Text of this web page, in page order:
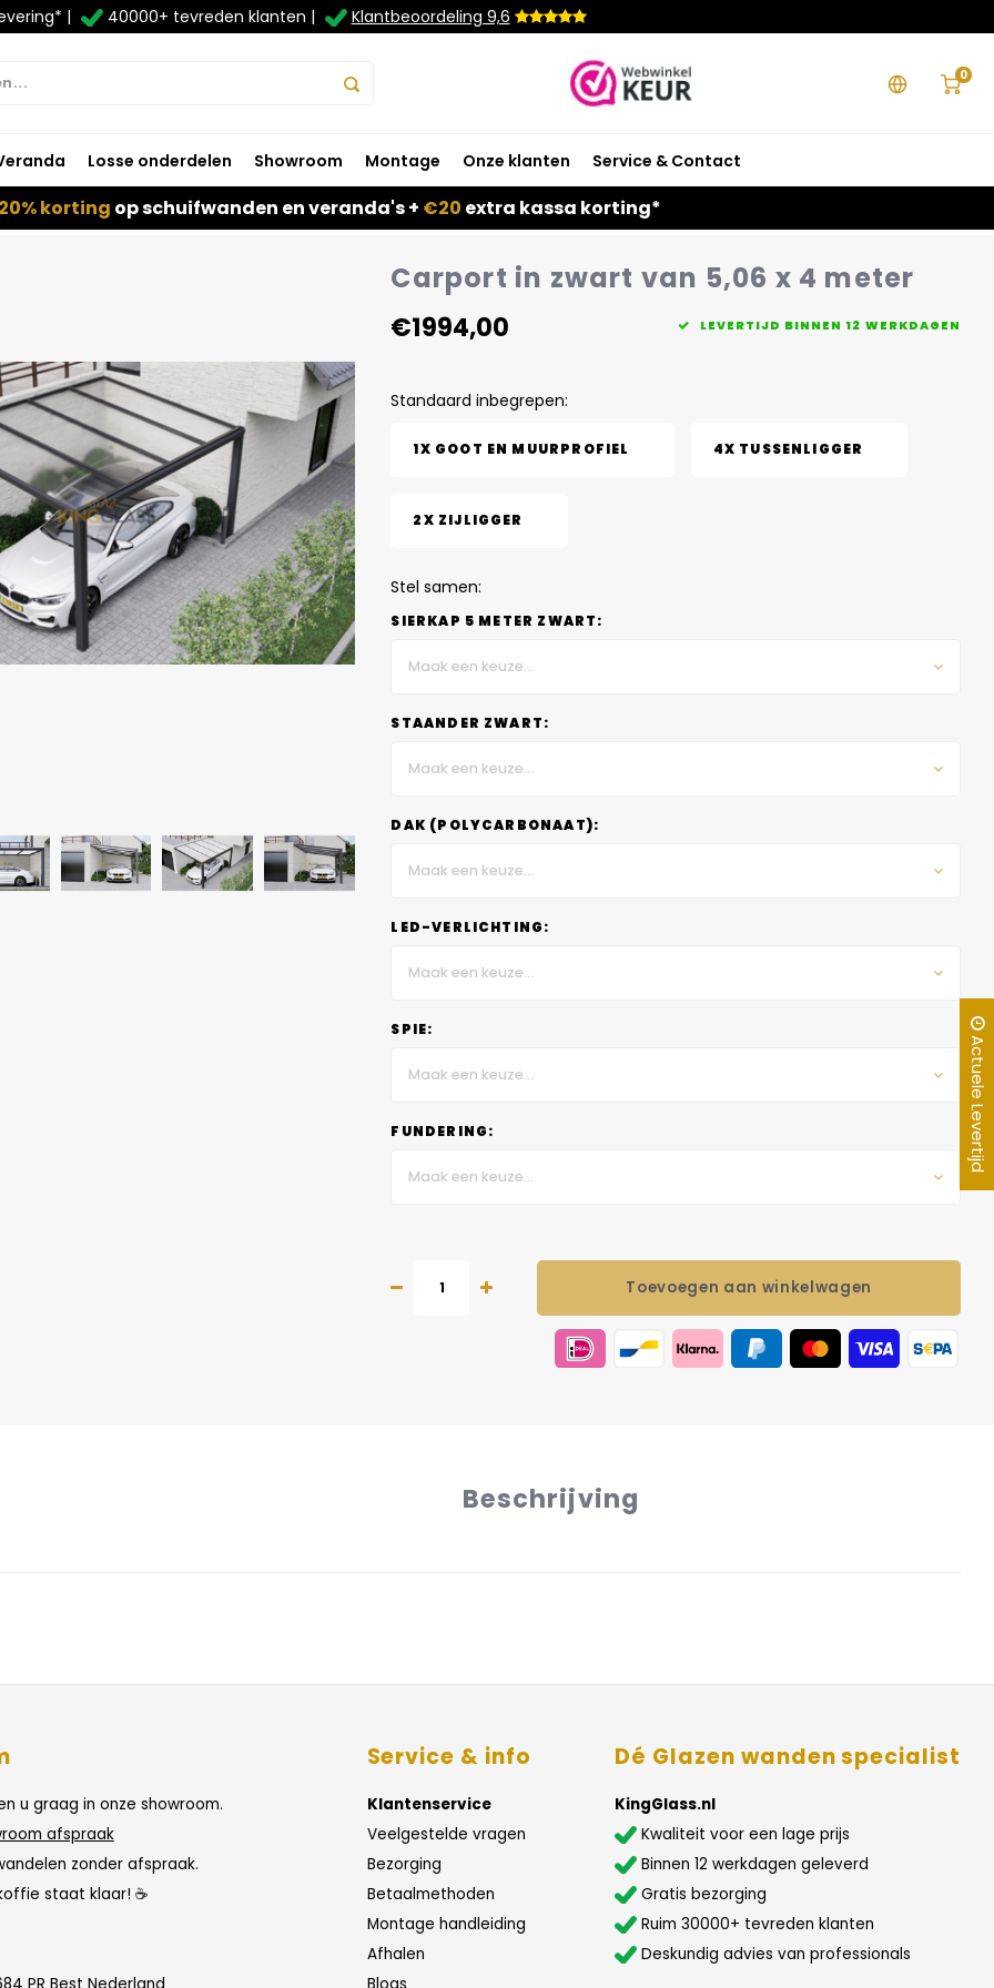
| 40000+ tevreden klanten | Klantbeoordeling 9,6
0
Losse onderdelen Showroom Montage Onze klanten Service & Contact
korting op schuifwanden en veranda's + €20 extra kassa korting*
Carport in zwart van 5,06 x 4 meter
€1994,00 LEVERTIJD BINNEN 12 WERKDAGEN
Standaard inbegrepen:
1X GOOT EN MUURPROFIEL 4X TUSSENLIGGER
2X ZIJLIGGER
Stel samen:
SIERKAP 5 METER ZWART:
Maak een keuze...
STAANDER ZWART:
Maak een keuze...
DAK (POLYCARBONAAT):
Maak een keuze...
LED-VERLICHTING:
Maak een keuze...
SPIE:
Maak een keuze...
FUNDERING:
Maak een keuze...
Toevoegen aan winkelwagen
Beschrijving
u graag in onze showroom.
afspraak
zonder afspraak.
staat klaar! ☕
PR Best Nederland
Service & info
Klantenservice
Veelgestelde vragen
Bezorging
Betaalmethoden
Montage handleiding
Afhalen
Blogs
Dé Glazen wanden specialist
KingGlass.nl
Kwaliteit voor een lage prijs
Binnen 12 werkdagen geleverd
Gratis bezorging
Ruim 30000+ tevreden klanten
Deskundig advies van professionals
Actuele Levertijd